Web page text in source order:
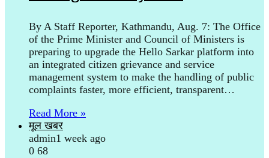
By A Staff Reporter, Kathmandu, Aug. 7: The Office
of the Prime Minister and Council of Ministers is
preparing to upgrade the Hello Sarkar platform into
an integrated citizen grievance and service
management system to make the handling of public
complaints faster, more efficient, transparent…
Read More »
मूल खबर
admin1 week ago
0 68